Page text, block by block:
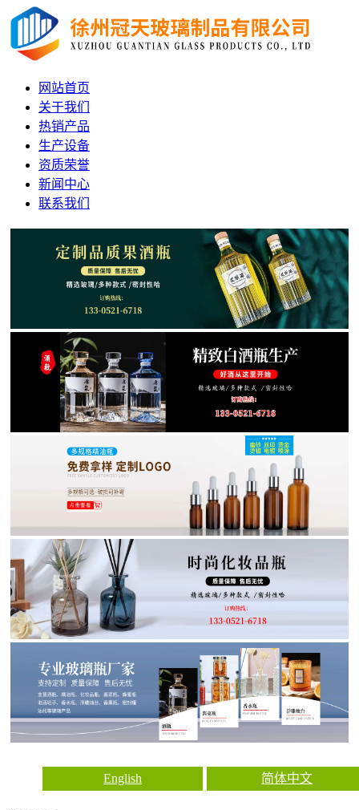
网站首页
关于我们
热销产品
生产设备
资质荣誉
新闻中心
联系我们
English 简体中文